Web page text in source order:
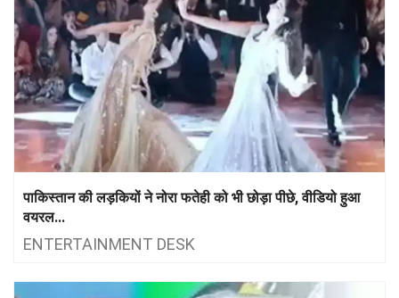
पाकिस्तान की लड़कियों ने नोरा फतेही को भी छोड़ा पीछे, वीडियो हुआ
वयरल...
ENTERTAINMENT DESK